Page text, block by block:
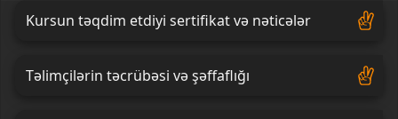
Kursun təqdim etdiyi sertifikat və nəticələr
Təlimçilərin təcrübəsi və şəffaflığı